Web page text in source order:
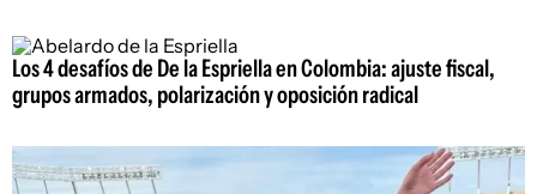
Los 4 desafíos de De la Espriella en Colombia: ajuste fiscal,
grupos armados, polarización y oposición radical